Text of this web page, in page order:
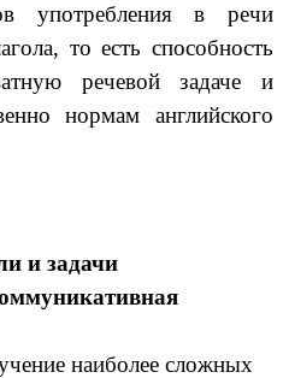
употребления в речи
то есть способность
речевой задаче и
нормам английского
и задачи
наиболее сложных